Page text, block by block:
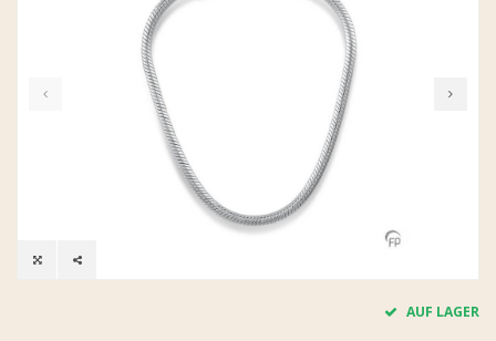
AUF LAGER